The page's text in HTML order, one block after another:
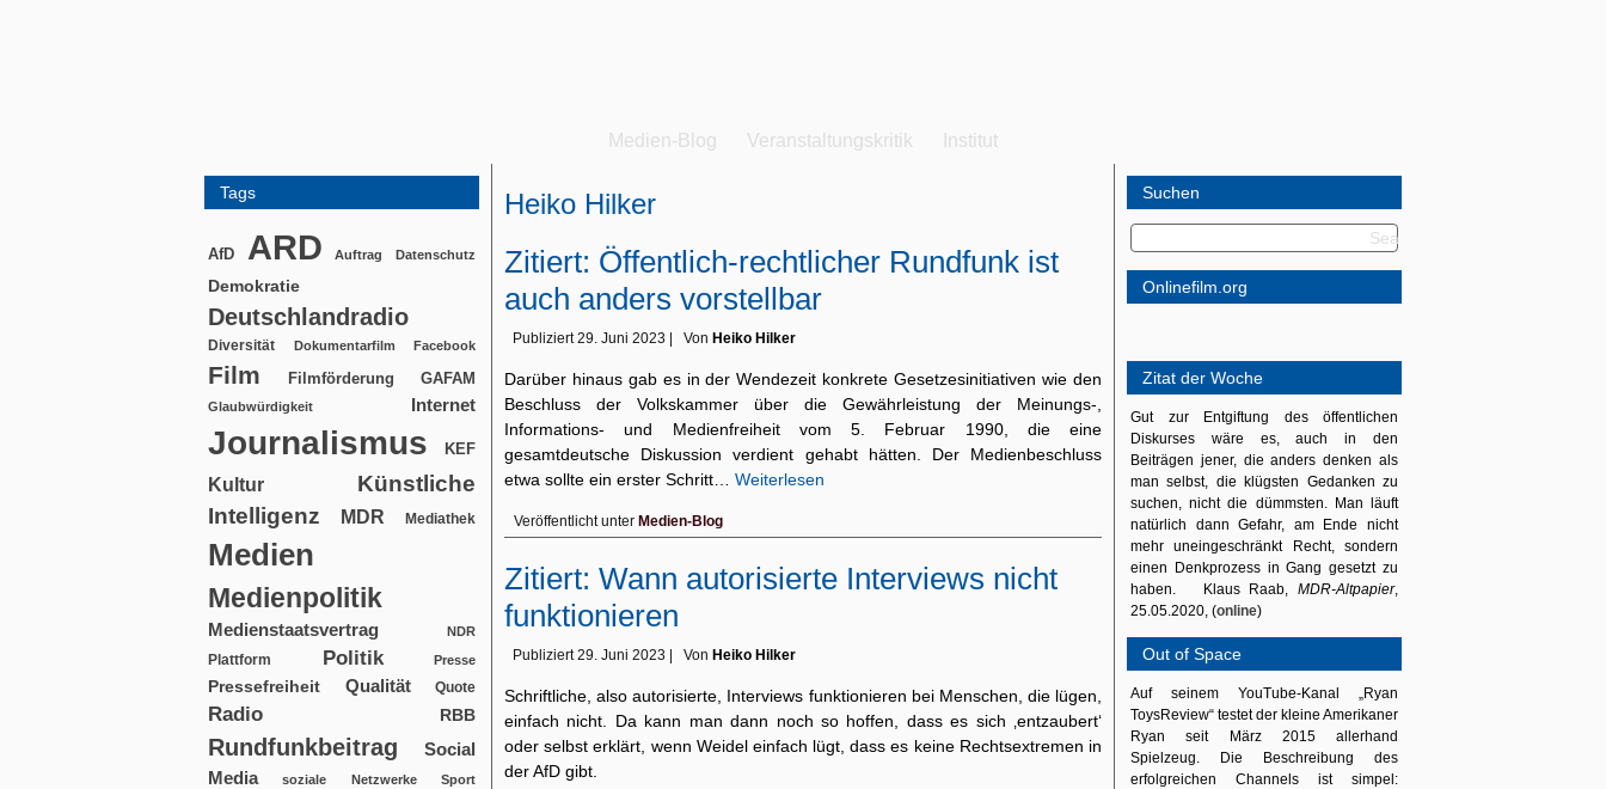
Medien-Blog Veranstaltungskritik Institut
Tags
AfD ARD Auftrag Datenschutz
Demokratie
Deutschlandradio
Diversität Dokumentarfilm Facebook
Film Filmförderung GAFAM
Glaubwürdigkeit Internet
Journalismus KEF
Kultur
Künstliche
Intelligenz
MDR Mediathek
Medien
Medienpolitik
Medienstaatsvertrag NDR
Plattform Politik Presse
Pressefreiheit Qualität Quote
Radio RBB
Rundfunkbeitrag
Social
Media
soziale Netzwerke Sport
Heiko Hilker
Zitiert: Öffentlich-rechtlicher Rundfunk ist
auch anders vorstellbar
Publiziert 29. Juni 2023 Von Heiko Hilker
Darüber hinaus gab es in der Wendezeit konkrete Gesetzesinitiativen wie den
Beschluss der Volkskammer über die Gewährleistung der Meinungs-,
Informations- und Medienfreiheit vom 5. Februar 1990, die eine
gesamtdeutsche Diskussion verdient gehabt hätten. Der Medienbeschluss
etwa sollte ein erster Schritt… Weiterlesen
Veröffentlicht unter Medien-Blog
Zitiert: Wann autorisierte Interviews nicht
funktionieren
Publiziert 29. Juni 2023 Von Heiko Hilker
Schriftliche, also autorisierte, Interviews funktionieren bei Menschen, die lügen,
einfach nicht. Da kann man dann noch so hoffen, dass es sich ‚entzaubert‘
oder selbst erklärt, wenn Weidel einfach lügt, dass es keine Rechtsextremen in
der AfD gibt.
Suchen
Onlinefilm.org
Zitat der Woche
Gut zur Entgiftung des öffentlichen
Diskurses wäre es, auch in den
Beiträgen jener, die anders denken als
man selbst, die klügsten Gedanken zu
suchen, nicht die dümmsten. Man läuft
natürlich dann Gefahr, am Ende nicht
mehr uneingeschränkt Recht, sondern
einen Denkprozess in Gang gesetzt zu
haben. Klaus Raab, MDR-Altpapier,
25.05.2020, (online)
Out of Space
Auf seinem YouTube-Kanal „Ryan
ToysReview“ testet der kleine Amerikaner
Ryan seit März 2015 allerhand
Spielzeug. Die Beschreibung des
erfolgreichen Channels ist simpel: